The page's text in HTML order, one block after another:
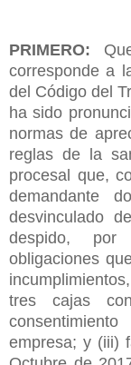
PRIMERO:
corresponde a
del Código del
ha sido
normas de
reglas de la
procesal que,
demandante
desvinculado
despido,
obligaciones
tres cajas
empresa; y (iii)